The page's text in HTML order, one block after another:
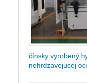
čínsky vyrobený
nehrdzavejúcej